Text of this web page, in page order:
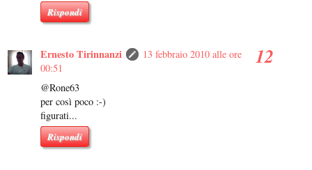
Rispondi
Ernesto Tirinnanzi
13 febbraio 2010 alle ore
00:51
@Rone63
per così poco :-)
figurati...
Rispondi